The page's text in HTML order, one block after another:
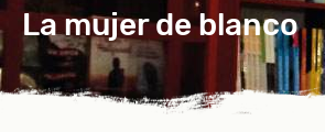
La mujer de blanco